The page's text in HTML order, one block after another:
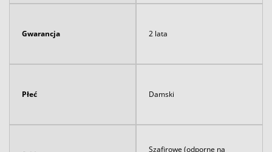
Gwarancja 2 lata
Płeć Damski
Szafirowe (odporne na